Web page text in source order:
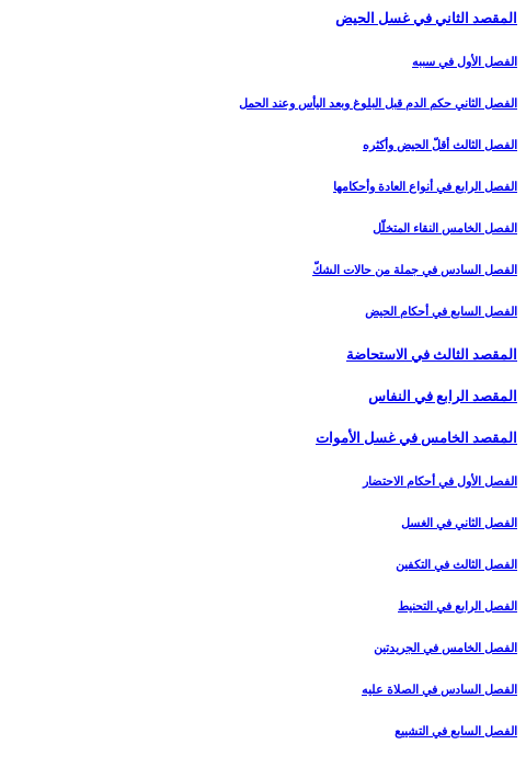
المقصد الثاني في غسل الحيض‏
الفصل الأول في سببه
الفصل الثاني حكم الدم قبل البلوغ وبعد اليأس وعند الحمل‏
الفصل الثالث أقلّ الحيض وأكثره‏
الفصل الرابع في أنواع العادة وأحكامها
الفصل الخامس النقاء المتخلّل‏
الفصل السادس في جملة من حالات الشكّ‏
الفصل السابع في أحكام الحيض
المقصد الثالث في الاستحاضة
المقصد الرابع في النفاس‏
المقصد الخامس في غسل الأموات‏
الفصل الأول في أحكام الاحتضار
الفصل الثاني في الغسل
الفصل الثالث في التكفين
الفصل الرابع‏ في التحنيط
الفصل الخامس في الجريدتين
الفصل السادس في الصلاة عليه
الفصل السابع في التشييع